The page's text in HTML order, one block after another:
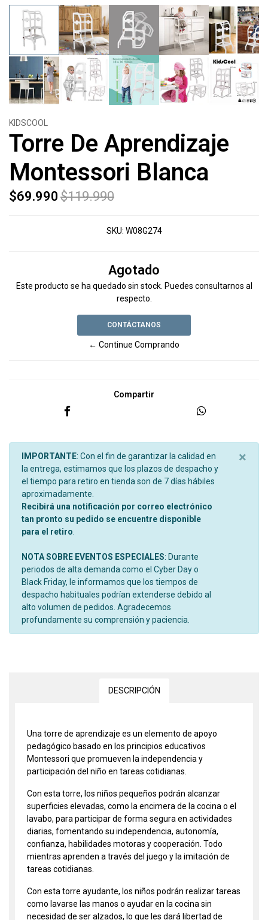
KIDSCOOL
Torre De Aprendizaje
Montessori Blanca
$69.990 $119.990
SKU: W08G274
Agotado
Este producto se ha quedado sin stock. Puedes consultarnos al
respecto.
CONTÁCTANOS
← Continue Comprando
Compartir
IMPORTANTE: Con el fin de garantizar la calidad en
la entrega, estimamos que los plazos de despacho y
el tiempo para retiro en tienda son de 7 días hábiles
aproximadamente.
Recibirá una notificación por correo electrónico
tan pronto su pedido se encuentre disponible
para el retiro
NOTA SOBRE EVENTOS ESPECIALES: Durante
periodos de alta demanda como el Cyber Day o
Black Friday, le informamos que los tiempos de
despacho habituales podrían extenderse debido al
alto volumen de pedidos. Agradecemos
profundamente su comprensión y paciencia.
×
DESCRIPCIÓN
Una torre de aprendizaje es un elemento de apoyo
pedagógico basado en los principios educativos
Montessori que promueven la independencia y
participación del niño en tareas cotidianas.
Con esta torre, los niños pequeños podrán alcanzar
superficies elevadas, como la encimera de la cocina o el
lavabo, para participar de forma segura en actividades
diarias, fomentando su independencia, autonomía,
confianza, habilidades motoras y cooperación. Todo
mientras aprenden a través del juego y la imitación de
tareas cotidianas.
Con esta torre ayudante, los niños podrán realizar tareas
como lavarse las manos o ayudar en la cocina sin
necesidad de ser alzados, lo que les dará libertad de